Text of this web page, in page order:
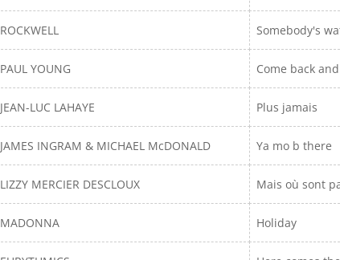
ROCKWELL Somebody's
PAUL YOUNG Come back
JEAN-LUC LAHAYE Plus jamais
JAMES INGRAM & MICHAEL McDONALD Ya mo b there
LIZZY MERCIER DESCLOUX Mais où sont
MADONNA Holiday